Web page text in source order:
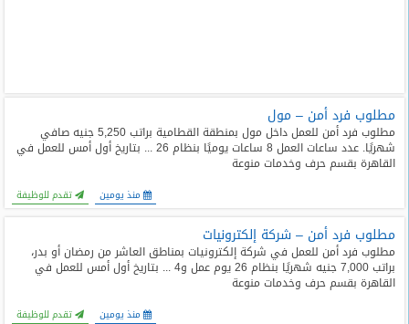
مطلوب فرد أمن – مول
مطلوب فرد أمن للعمل داخل مول بمنطقة القطامية براتب 5,250 جنيه صافي
شهريًا. عدد ساعات العمل 8 ساعات يوميًا بنظام 26 ... بتاريخ أول أمس للعمل في
القاهرة بقسم حرف وخدمات منوعة
منذ يومين تقدم للوظيفة
مطلوب فرد أمن – شركة إلكترونيات
مطلوب فرد أمن للعمل في شركة إلكترونيات بمناطق العاشر من رمضان أو بدر،
براتب 7,000 جنيه شهريًا بنظام 26 يوم عمل و4 ... بتاريخ أول أمس للعمل في
القاهرة بقسم حرف وخدمات منوعة
منذ يومين تقدم للوظيفة